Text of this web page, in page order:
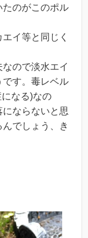
たのがこのポル
イ等と同じく
ので淡水エイ
す。毒レベル
なる)なの
ならないと思
でしょう、き